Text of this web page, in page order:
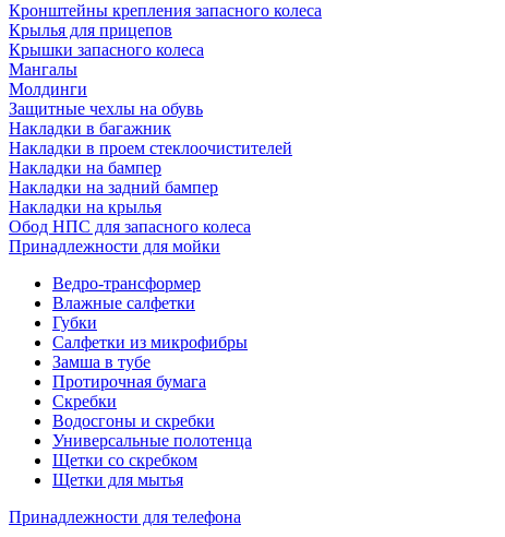
Кронштейны крепления запасного колеса
Крылья для прицепов
Крышки запасного колеса
Мангалы
Молдинги
Защитные чехлы на обувь
Накладки в багажник
Накладки в проем стеклоочистителей
Накладки на бампер
Накладки на задний бампер
Накладки на крылья
Обод НПС для запасного колеса
Принадлежности для мойки
Ведро-трансформер
Влажные салфетки
Губки
Салфетки из микрофибры
Замша в тубе
Протирочная бумага
Скребки
Водосгоны и скребки
Универсальные полотенца
Щетки со скребком
Щетки для мытья
Принадлежности для телефона